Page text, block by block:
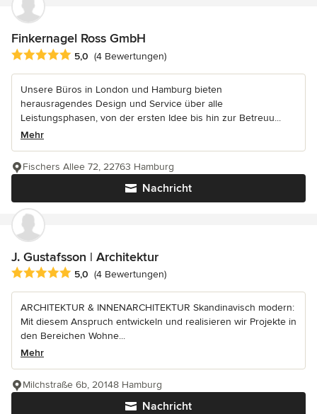
Finkernagel Ross GmbH
Durchschnittliche Bewertung: 5 von 5 Sternen
5,0 (4 Bewertungen)
Unsere Büros in London und Hamburg bieten
herausragendes Design und Service über alle
Leistungsphasen, von der ersten Idee bis hin zur Betreuu...
Mehr
Nachricht
Fischers Allee 72, 22763 Hamburg
J. Gustafsson | Architektur
Durchschnittliche Bewertung: 5 von 5 Sternen
5,0 (4 Bewertungen)
ARCHITEKTUR & INNENARCHITEKTUR Skandinavisch modern:
Mit diesem Anspruch entwickeln und realisieren wir Projekte in
den Bereichen Wohne...
Mehr
Nachricht
Milchstraße 6b, 20148 Hamburg